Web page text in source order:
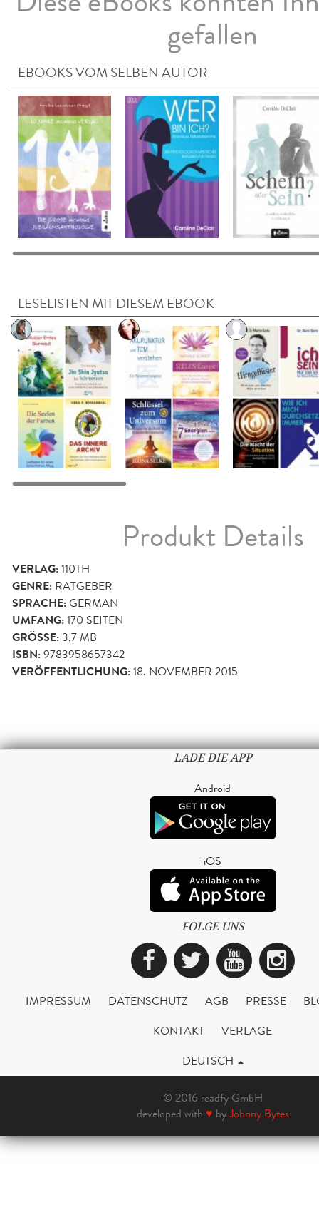
gefallen
EBOOKS VOM SELBEN AUTOR
LESELISTEN MIT DIESEM EBOOK
Produkt Details
VERLAG:110TH
GENRE: RATGEBER
SPRACHE:GERMAN
UMFANG:170 SEITEN
GRÖSSE: 3,7 MB
ISBN:9783958657342
VERÖFFENTLICHUNG:18. NOVEMBER 2015
LADE DIE APP
Android
iOS
FOLGE UNS
Facebook
Twitter
IMPRESSUM DATENSCHUTZ AGB PRESSE
KONTAKT
VERLAGE
DEUTSCH
© 2016 readfy GmbH
developed with ♥ byJohnny Bytes